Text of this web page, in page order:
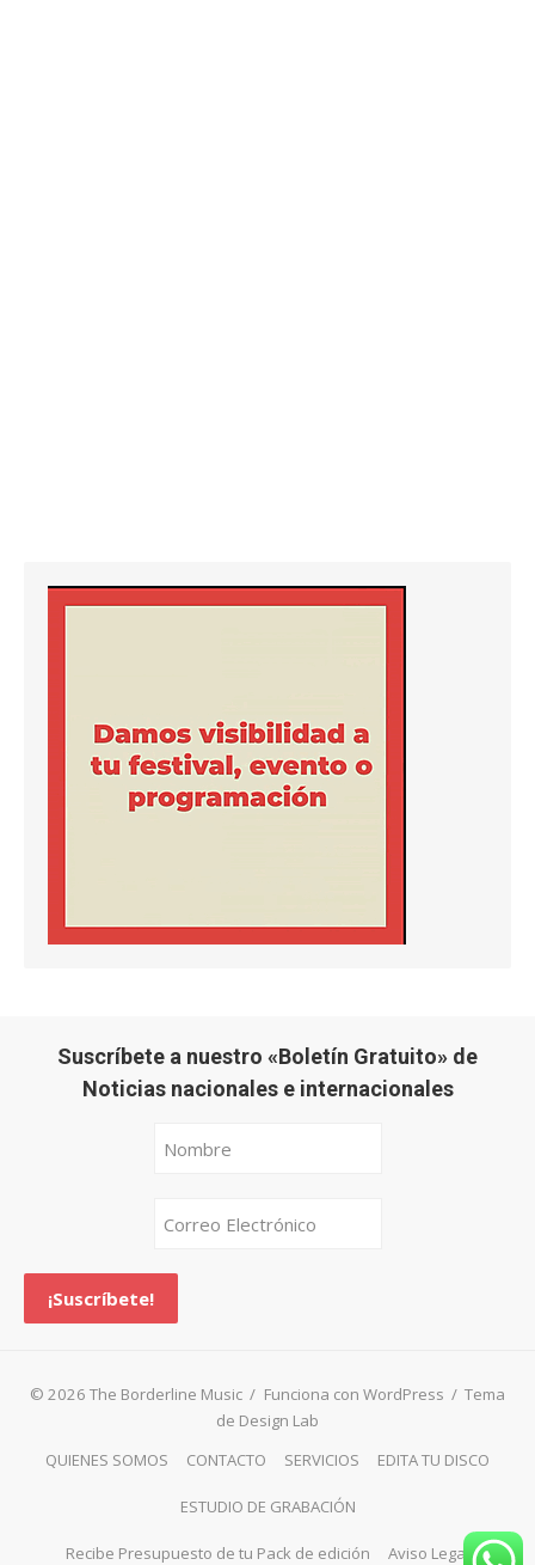
Suscríbete a nuestro «Boletín Gratuito» de
Noticias nacionales e internacionales
© 2026 The Borderline Music / Funciona con WordPress / Tema
de Design Lab
QUIENES SOMOS
CONTACTO SERVICIOS EDITA TU DISCO
ESTUDIO DE GRABACIÓN
Recibe Presupuesto de tu Pack de edición Aviso Legal